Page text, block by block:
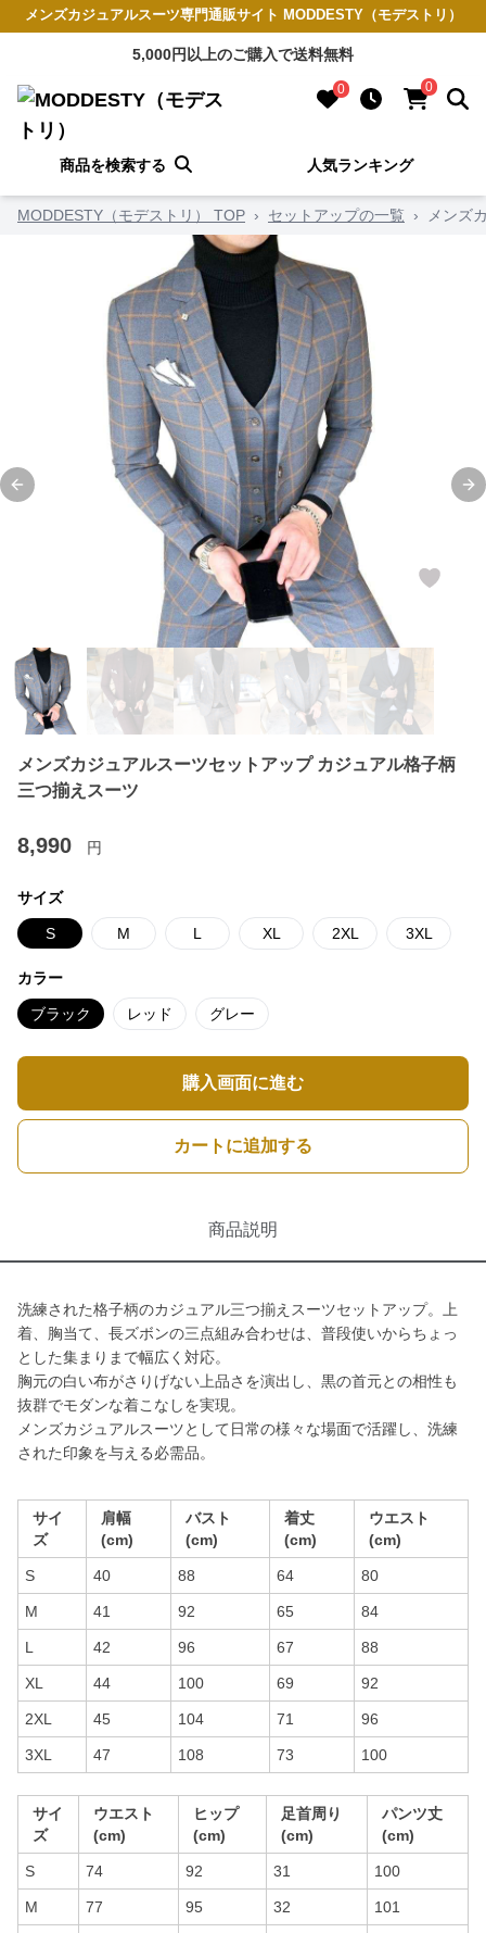
メンズカジュアルスーツ専門通販サイト MODDESTY（モデストリ）
5,000円以上のご購入で送料無料
0 0
商品を検索する 人気ランキング
MODDESTY（モデストリ） TOP › セットアップの一覧 › メンズ
Previous slide
メンズカジュアルスーツセットアップ カジュアル格子柄
三つ揃えスーツ
8,990 円
サイズ
S M L XL 2XL 3XL
カラー
ブラック レッド グレー
購入画面に進む
カートに追加する
商品説明
洗練された格子柄のカジュアル三つ揃えスーツセットアップ。上
着、胸当て、長ズボンの三点組み合わせは、普段使いからちょっ
とした集まりまで幅広く対応。
胸元の白い布がさりげない上品さを演出し、黒の首元との相性も
抜群でモダンな着こなしを実現。
メンズカジュアルスーツとして日常の様々な場面で活躍し、洗練
された印象を与える必需品。
サイ
ズ
肩幅
(cm)
バスト
(cm)
着丈
(cm)
ウエスト
(cm)
S 40 88 64 80
M 41 92 65 84
L 42 96 67 88
XL 44 100 69 92
2XL 45 104 71 96
3XL 47 108 73 100
サイ
ズ
ウエスト
(cm)
ヒップ
(cm)
足首周り
(cm)
パンツ丈
(cm)
S 74 92 31 100
M 77 95 32 101